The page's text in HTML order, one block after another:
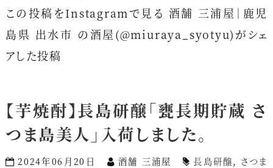
この投稿をInstagramで見る 酒舗 三浦屋｜鹿児
島県 出水市 の酒屋(@miuraya_syotyu)がシェ
アした投稿
【芋焼酎】長島研醸「甕長期貯蔵 さ
つま島美人」入荷しました。
2024年06月20日 酒舗 三浦屋 長島研醸, さつま